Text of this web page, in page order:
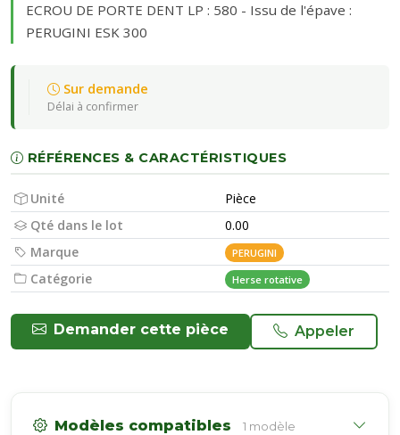
ECROU DE PORTE DENT LP : 580 - Issu de l'épave :
PERUGINI ESK 300
Sur demande
Délai à confirmer
RÉFÉRENCES & CARACTÉRISTIQUES
Unité
Pièce
Qté dans le lot
0.00
Marque
PERUGINI
Catégorie Herse rotative
Demander cette pièce Appeler
Modèles compatibles 1 modèle